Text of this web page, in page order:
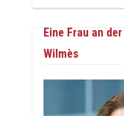
Eine Frau an
Wilmès